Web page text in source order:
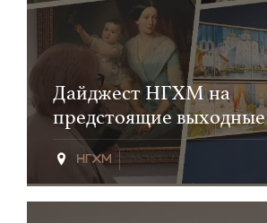
Дайджест НГХМ на
предстоящие выходные